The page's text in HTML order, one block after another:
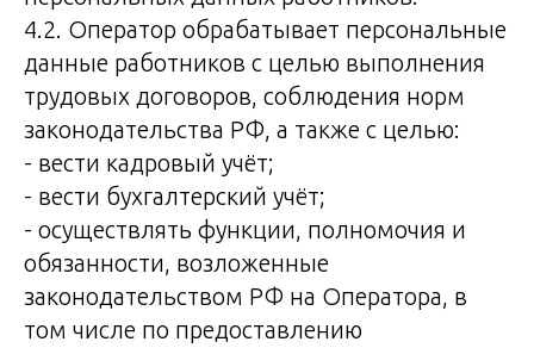
4.2. Оператор обрабатывает персональные
данные работников с целью выполнения
трудовых договоров, соблюдения норм
законодательства РФ, а также с целью:
- вести кадровый учёт;
- вести бухгалтерский учёт;
- осуществлять функции, полномочия и
обязанности, возложенные
законодательством РФ на Оператора, в
том числе по предоставлению